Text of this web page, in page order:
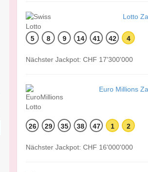
Lotto
5 8 9 14 41 42 4
Nächster Jackpot: CHF 17'300'000
Euro Millions
26 29 35 38 47 1 2
Nächster Jackpot: CHF 16'000'000